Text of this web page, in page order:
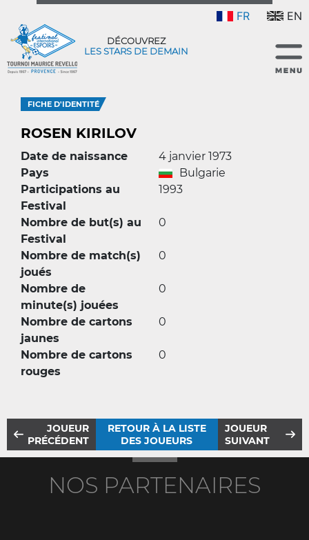
FR EN
DÉCOUVREZ
LES STARS DE DEMAIN
FICHE D'IDENTITÉ
ROSEN KIRILOV
Date de naissance
4 janvier 1973
Pays
Bulgarie
Participations au
Festival
1993
Nombre de but(s) au
Festival
0
Nombre de match(s)
joués
0
Nombre de
minute(s) jouées
0
Nombre de cartons
jaunes
0
Nombre de cartons
rouges
0
JOUEUR
PRÉCÉDENT
RETOUR À LA LISTE
DES JOUEURS
JOUEUR
SUIVANT
NOS PARTENAIRES